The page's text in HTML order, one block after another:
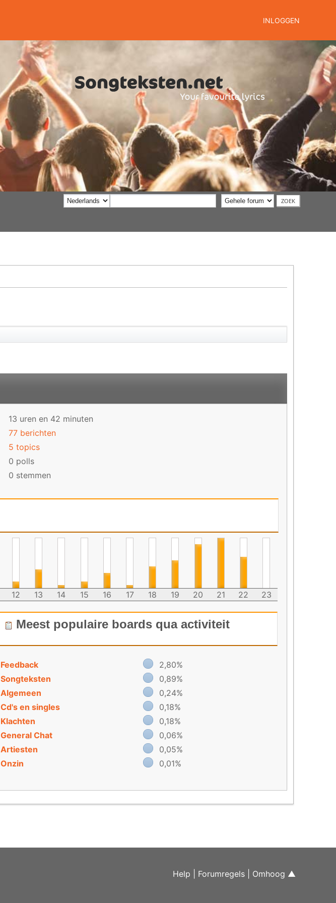
INLOGGEN
13 uren en 42 minuten
77 berichten
5 topics
0 polls
0 stemmen
12 13 14 15 16 17 18 19 20 21 22 23
Meest populaire boards qua activiteit
Feedback
2,80%
Songteksten
0,89%
Algemeen
0,24%
Cd's en singles
0,18%
Klachten
0,18%
General Chat
0,06%
Artiesten
0,05%
Onzin
0,01%
Help Forumregels Omhoog ▲